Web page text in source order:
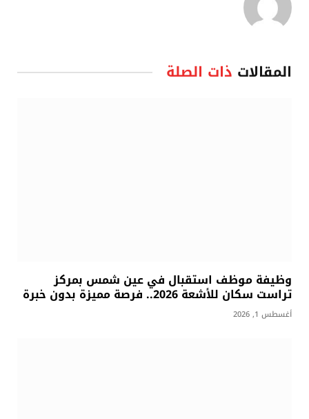
المقالات ذات الصلة
وظيفة موظف استقبال في عين شمس بمركز
تراست سكان للأشعة 2026.. فرصة مميزة بدون خبرة
أغسطس 1, 2026